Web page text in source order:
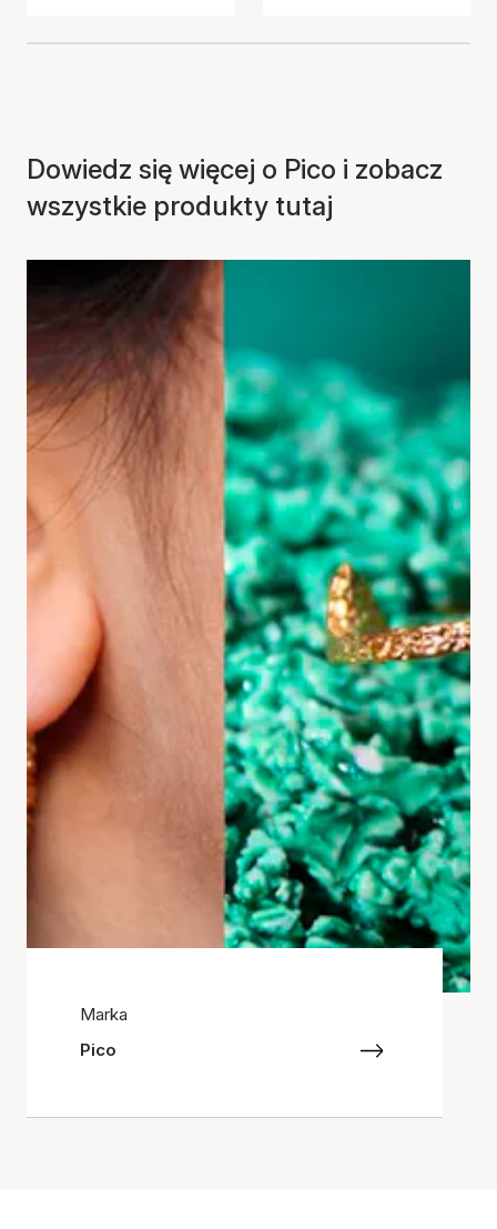
Dowiedz się więcej o Pico i zobacz
wszystkie produkty tutaj
Marka
Pico